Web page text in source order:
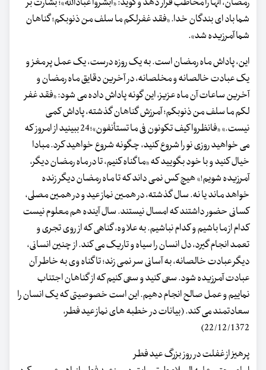
شما باد ای بندگان خدا. «فقد غفرلکم ما سلف من ذنوبکم؛ گناهان
شما آمرزیده شد».
این، پاداش ماه رمضان است. به یک روزه درست، یک عمل پر مغز و
یک عبادت خالصانه و مخلصانه، در آخرین دقایق ماه رمضان و
آخرین ساعات آن ماه عزیز، این گونه پاداش داده می شود: «فقد غفر
لکم ما سلف من ذنوبکم؛ آمرزش گناهان گذشته، پاداش کمی
نیست.» «فانظروا کیف تکونون فی ما تستأنفون»؛24 ببینید از امروز که
می خواهید روزی نو را شروع کنید، چگونه شروع خواهید کرد. مبادا
خیال کنید و با خود بگویید که «ما گناه کنیم، تا در ماه رمضان دیگر،
آمرزیده شویم!» هیچ کس نمی داند که تا ماه رمضان دیگر زنده
خواهد ماند یا نه. سال گذشته، در همین نماز عید و در همین مصلی،
کسانی حضور داشتند که امسال نیستند. سال آینده هم معلوم نیست
کدام از ما باشیم و کدام نباشیم. به علاوه، گناهی که از روی تجری و
تعمد انجام گیرد، دل انسان را سیاه و تاریک می کند. از چنین انسانی،
دیگر عبادت خالصانه، به آسانی سر نمی زند؛ تا گناه وی به خاطر آن
عبادت آمرزیده شود. سعی کنید و سعی کنیم که از گناهان اجتناب
نماییم و عمل صالح انجام دهیم. این است خصوصیتی که یک انسان را
سعادتمند می کند. (بیانات در خطبه های نماز عید فطر،
22/12/1372)
پرهیز از غفلت در روز بزرگ عید فطر